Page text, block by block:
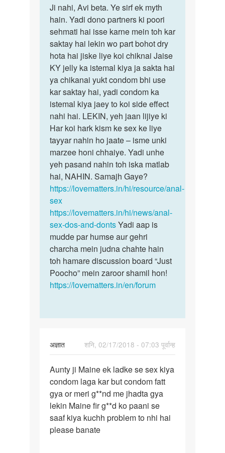
to
Maim
mai
guda
mathun
karana…
by
Avi
Ji
nahi,
Avi
beta.
Ye
sirf…
Ji nahi, Avi beta. Ye sirf ek myth
hain. Yadi dono partners ki poori
sehmati hai isse karne mein toh kar
saktay hai lekin wo part bohot dry
hota hai jiske liye koi chiknai Jaise
KY jelly ka istemal kiya ja sakta hai
ya chikanai yukt condom bhi use
kar saktay hai, yadi condom ka
istemal kiya jaey to koi side effect
nahi hai. LEKIN, yeh jaan lijiye ki
Har koi hark kism ke sex ke liye
tayyar nahin ho jaate – isme unki
marzee honi chhaiye. Yadi unhe
yeh pasand nahin toh iska matlab
hai, NAHIN. Samajh Gaye?
https://lovematters.in/hi/resource/anal-
sex
https://lovematters.in/hi/news/anal-
sex-dos-and-dontsYadi aap is
mudde par humse aur gehri
charcha mein judna chahte hain
toh hamare discussion board “Just
Poocho” mein zaroor shamil hon!
https://lovematters.in/en/forum
अज्ञात
शनि, 02/17/2018 - 07:03 पूर्वान्ह
Aunty
ji
Maine
ek
ladke
se…
Aunty ji Maine ek ladke se sex kiya
condom laga kar but condom fatt
gya or meri g**nd me jhadta gya
lekin Maine fir g**d ko paani se
saaf kiya kuchh problem to nhi hai
please banate